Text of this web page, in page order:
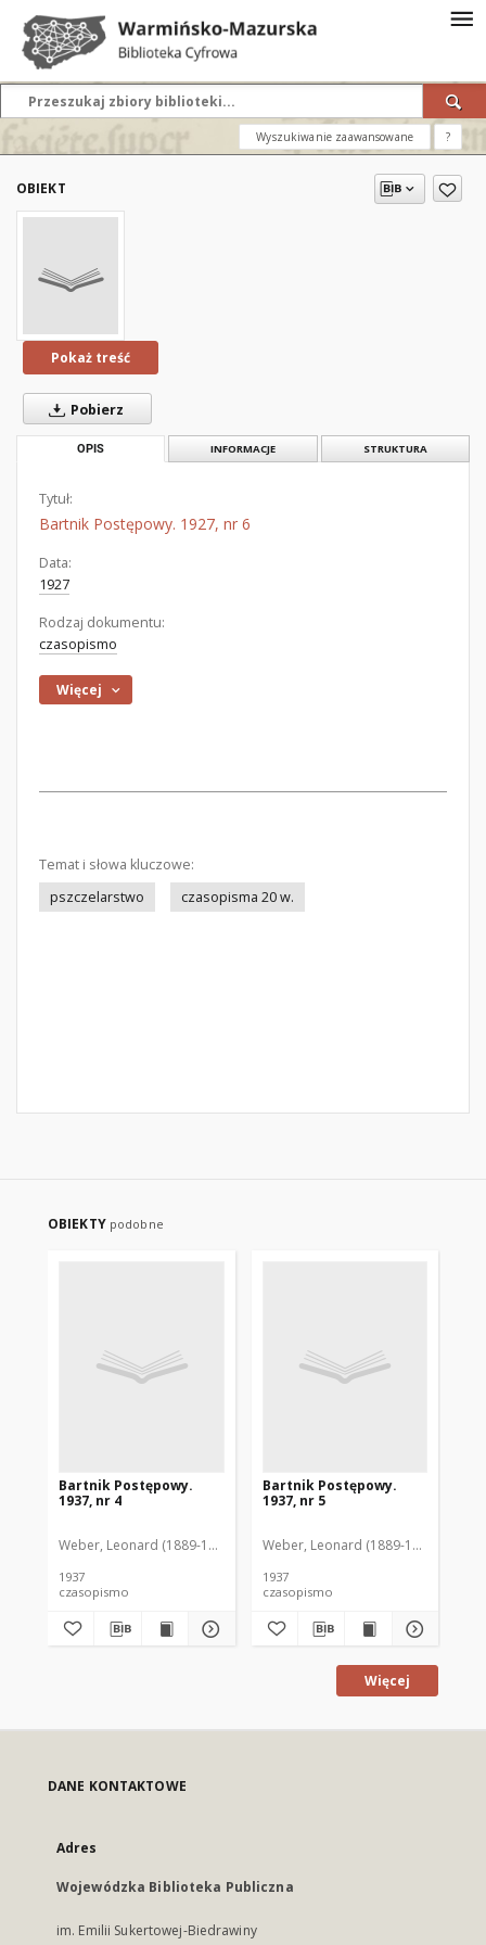
Wyszukiwanie zaawansowane ?
OBIEKT
Pokaż treść
Pobierz
OPIS INFORMACJE STRUKTURA
Tytuł:
Bartnik Postępowy. 1927, nr 6
Data:
1927
Rodzaj dokumentu:
czasopismo
Więcej
Temat i słowa kluczowe:
pszczelarstwo
czasopisma 20 w.
OBIEKTY podobne
Bartnik Postępowy.
1937, nr 4
Weber, Leonard (1889-1975). Red. Ciesielski, Teofil (1846-1916). Red.
1937
czasopismo
Bartnik Postępowy.
1937, nr 5
Weber, Leonard (1889-1975). Red.
1937
czasopismo
Więcej
DANE KONTAKTOWE
Adres
Wojewódzka Biblioteka Publiczna
im. Emilii Sukertowej-Biedrawiny